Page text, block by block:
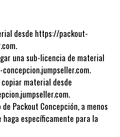
desde https://packout-
una sub-licencia de material
material desde
Packout Concepción, a menos
haga específicamente para la